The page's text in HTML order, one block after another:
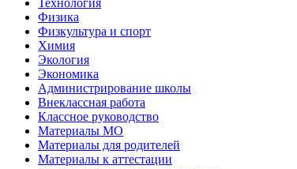
Физика
Физкультура и спорт
Химия
Экология
Экономика
Администрирование школы
Внеклассная работа
Классное руководство
Материалы МО
Материалы для родителей
Материалы к аттестации